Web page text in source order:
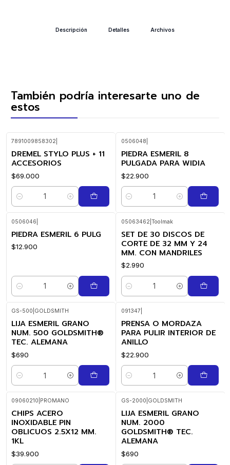
Descripción Detalles Archivos
También podría interesarte uno de
estos
7891009858302
DREMEL STYLO PLUS + 11
ACCESORIOS
$69.000
Cantidad
0506048
PIEDRA ESMERIL 8
PULGADA PARA WIDIA
$22.900
Cantidad
0506046
PIEDRA ESMERIL 6 PULG
$12.900
Cantidad
05063462 Toolmak
SET DE 30 DISCOS DE
CORTE DE 32 MM Y 24
MM. CON MANDRILES
$2.990
Cantidad
GS-500 GOLDSMITH
LIJA ESMERIL GRANO
NUM. 500 GOLDSMITH®
TEC. ALEMANA
$690
Cantidad
091347
PRENSA O MORDAZA
PARA PULIR INTERIOR DE
ANILLO
$22.900
Cantidad
09060210 PROMANO
CHIPS ACERO
INOXIDABLE PIN
OBLICUOS 2.5X12 MM.
1KL
$39.900
GS-2000 GOLDSMITH
LIJA ESMERIL GRANO
NUM. 2000
GOLDSMITH® TEC.
ALEMANA
$690